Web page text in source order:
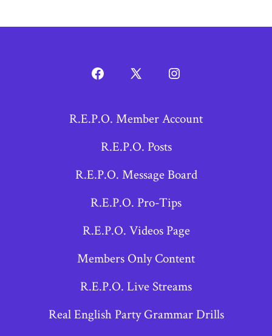
Open
in
tab
Open
in
tab
Open
in
tab
R.E.P.O. Member Account
R.E.P.O. Posts
R.E.P.O. Message Board
R.E.P.O. Pro-Tips
R.E.P.O. Videos Page
Members Only Content
R.E.P.O. Live Streams
Real English Party Grammar Drills